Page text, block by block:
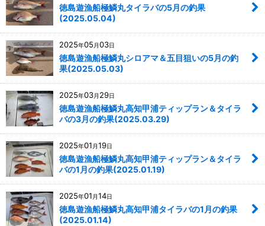
徳島遊漁船極鱗丸タイラバの5月の釣果
(2025.05.04)
2025年05 月03日
徳島遊漁船極鱗丸シロアマ＆五目狙いの5月の釣
果(2025.05.03)
2025年03月 29日
徳島遊漁船極鱗丸高知甲浦ティップラン＆タイラ
バの3月の釣果(2025.03.29)
2025年01 月19日
徳島遊漁船極鱗丸高知甲浦ティップラン＆タイラ
バの1月の釣果(2025.01.19)
2025年01 月14日
徳島遊漁船極鱗丸高知甲浦タイラバの1月の釣果
(2025.01.14)